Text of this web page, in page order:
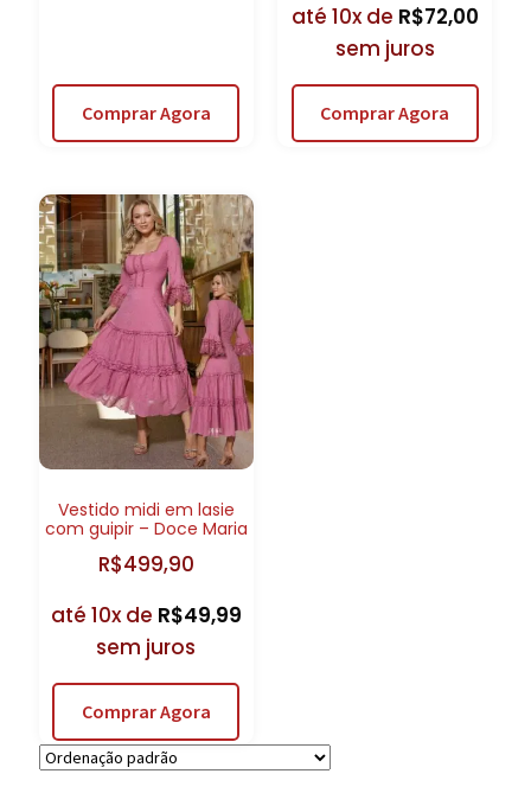
Comprar Agora
até 10x de R$72,00
sem juros
Comprar Agora
Vestido midi em lasie
com guipir – Doce Maria
R$499,90
até 10x de R$49,99
sem juros
Comprar Agora